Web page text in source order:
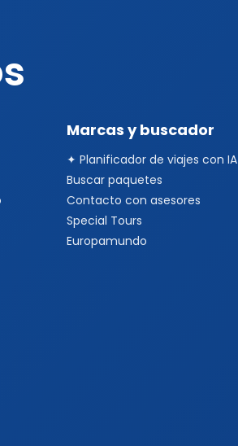
Marcas y buscador
✦ Planificador de viajes con IA
Buscar paquetes
Contacto con asesores
Special Tours
Europamundo